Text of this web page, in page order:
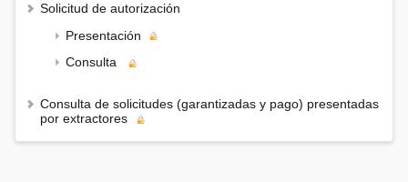
Solicitud de autorización
Presentación
Consulta
Consulta de solicitudes (garantizadas y pago) presentadas
por extractores